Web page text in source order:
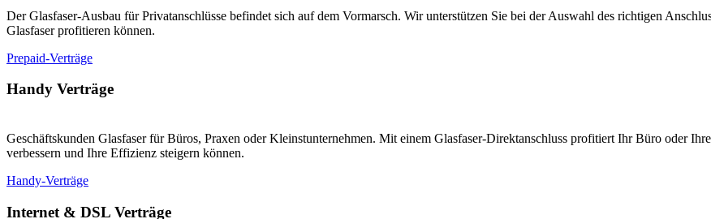
Der Glasfaser-Ausbau für Privatanschlüsse befindet sich auf dem Vormarsch. Wir unterstützen Sie bei der Auswahl des richtigen
Glasfaser profitieren können.
Prepaid-Verträge
Handy Verträge
Geschäftskunden Glasfaser für Büros, Praxen oder Kleinstunternehmen. Mit einem Glasfaser-Direktanschluss profitiert Ihr Büro oder
verbessern und Ihre Effizienz steigern können.
Handy-Verträge
Internet & DSL Verträge